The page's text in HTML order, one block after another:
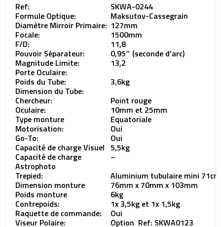
Ref:
SKWA-0244
Formule Optique: Maksutov-Cassegrain
Diamètre Mirroir Primaire: 127mm
Focale: 1500mm
F/D: 11,8
Pouvoir Séparateur: 0,95″ (seconde d’arc)
Magnitude Limite: 13,2
Porte Oculaire:
Poids du Tube: 3,6kg
Dimension du Tube:
Chercheur: Point rouge
Oculaire: 10mm et 25mm
Type monture Equatoriale
Motorisation: Oui
Go-To: Oui
Capacité de charge Visuel 5,5kg
Capacité de charge
Astrophoto
–
Trepied:
Aluminium tubulaire mini
Dimension monture 76mm x 70mm x 103mm
Poids monture 6kg
Contrepoids: 1x 3,5kg et 1x 1,5kg
Raquette de commande: Oui
Viseur Polaire: Option Ref: SKWA0123